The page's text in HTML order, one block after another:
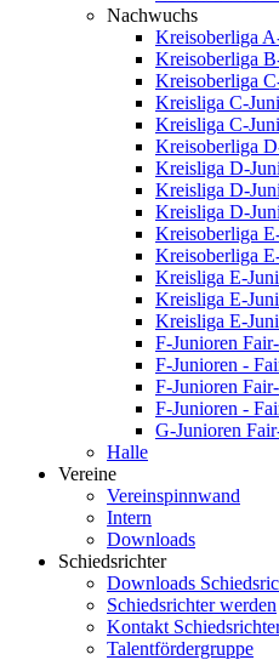
Nachwuchs
Kreisoberliga
Kreisoberliga
Kreisoberliga
Kreisliga C-
Kreisliga C-
Kreisoberliga
Kreisliga D-
Kreisliga D-
Kreisliga D-
Kreisoberliga
Kreisoberliga
Kreisliga E-
Kreisliga E-
Kreisliga E-
F-Junioren
F-Junioren -
F-Junioren
F-Junioren -
G-Junioren
Halle
Vereine
Vereinspinnwand
Intern
Downloads
Schiedsrichter
Downloads
Schiedsrichter werden
Kontakt
Talentfördergruppe